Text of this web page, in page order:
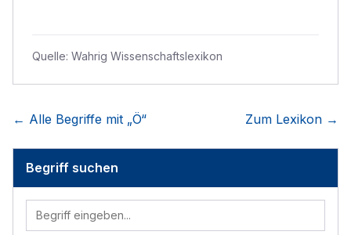
Quelle: Wahrig Wissenschaftslexikon
← Alle Begriffe mit „Ö“ Zum Lexikon →
Begriff suchen